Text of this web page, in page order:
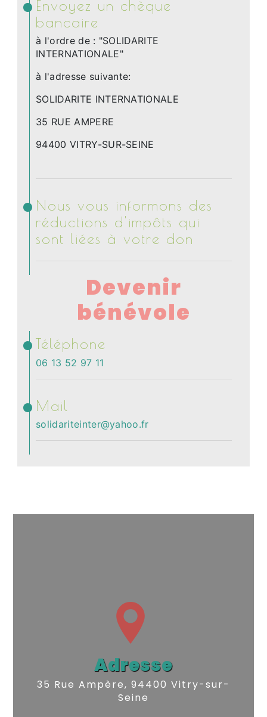
Envoyez un chèque
bancaire
à l'ordre de : "SOLIDARITE
INTERNATIONALE"
à l'adresse suivante:
SOLIDARITE INTERNATIONALE
35 RUE AMPERE
94400 VITRY-SUR-SEINE
Nous vous informons des
réductions d'impôts qui
sont liées à votre don
Devenir
bénévole
Téléphone
06 13 52 97 11
Mail
solidariteinter@yahoo.fr
Adresse
35 Rue Ampère, 94400 Vitry-sur-
Seine